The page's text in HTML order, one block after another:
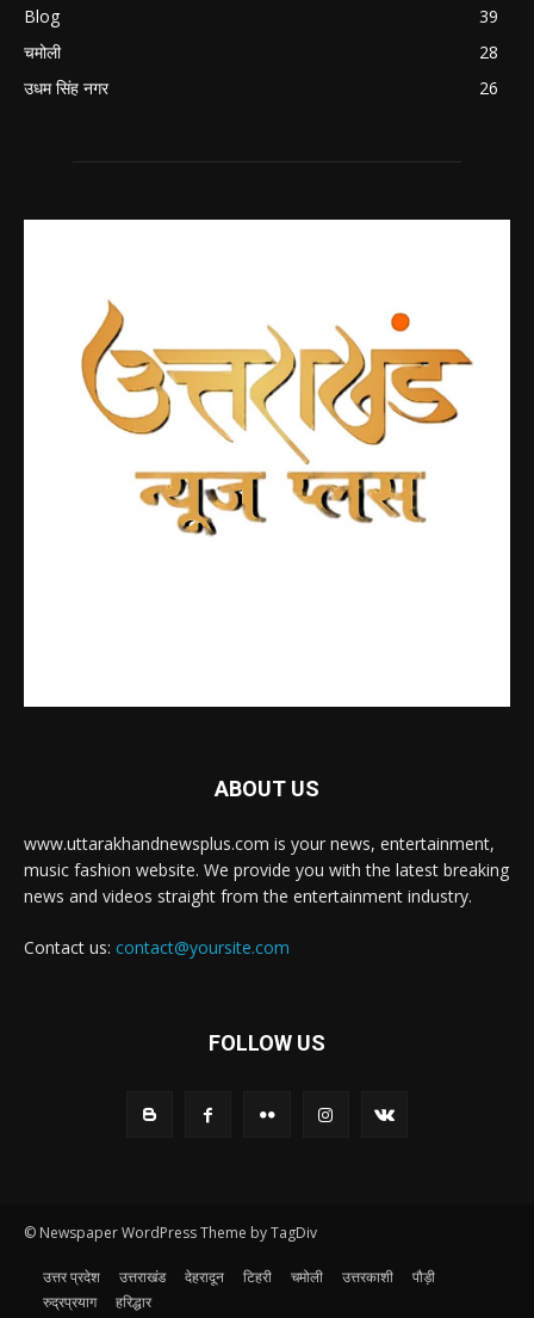
Blog
39
चमोली
28
उधम सिंह नगर
26
ABOUT US
www.uttarakhandnewsplus.com is your news, entertainment,
music fashion website. We provide you with the latest breaking
news and videos straight from the entertainment industry.
Contact us: contact@yoursite.com
FOLLOW US
© Newspaper WordPress Theme by TagDiv
उत्तर प्रदेश उत्तराखंड देहरादून टिहरी चमोली उत्तरकाशी
पौड़ी
रुद्रप्रयाग
हरिद्धार